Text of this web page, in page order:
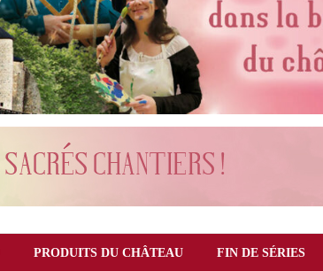
PRODUITS DU CHÂTEAU FIN DE SÉRIES